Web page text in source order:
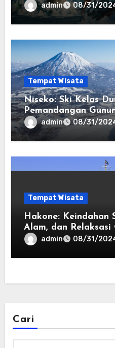
admin 08/31/
Tempat Wisata
Niseko: Ski Kelas
Pemandangan
admin 08/31/
Tempat Wisata
Hakone: Keindahan
Alam, dan Relaksasi
admin 08/31/
Cari